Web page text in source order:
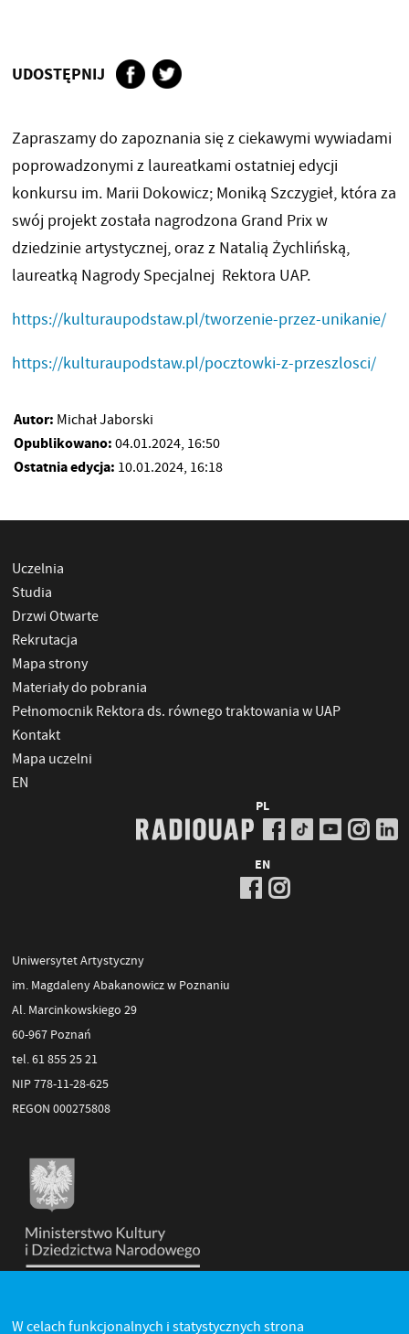
UDOSTĘPNIJ
Zapraszamy do zapoznania się z ciekawymi wywiadami
poprowadzonymi z laureatkami ostatniej edycji
konkursu im. Marii Dokowicz; Moniką Szczygieł, która za
swój projekt została nagrodzona Grand Prix w
dziedzinie artystycznej, oraz z Natalią Żychlińską,
laureatką Nagrody Specjalnej Rektora UAP.
https://kulturaupodstaw.pl/tworzenie-przez-unikanie/
https://kulturaupodstaw.pl/pocztowki-z-przeszlosci/
Autor: Michał Jaborski
Opublikowano: 04.01.2024, 16:50
Ostatnia edycja: 10.01.2024, 16:18
Uczelnia
Studia
Drzwi Otwarte
Rekrutacja
Mapa strony
Materiały do pobrania
Pełnomocnik Rektora ds. równego traktowania w UAP
Kontakt
Mapa uczelni
EN
PL
EN
Uniwersytet Artystyczny
im. Magdaleny Abakanowicz w Poznaniu
Al. Marcinkowskiego 29
60-967 Poznań
tel. 61 855 25 21
NIP 778-11-28-625
REGON 000275808
W celach funkcjonalnych i statystycznych strona